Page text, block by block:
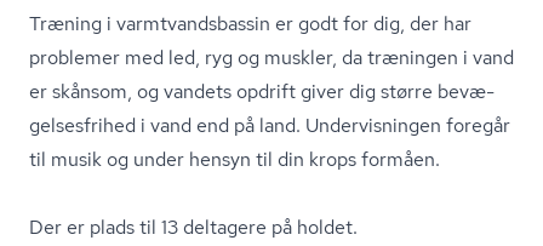
Træning i varmtvands­bas­sin er godt for dig, der har
problemer med led, ryg og muskler, da træningen i vand
er skånsom, og vandets opdrift giver dig større be­væ­
gel­ses­fri­hed i vand end på land. Undervisningen foregår
til musik og under hensyn til din krops formåen.
Der er plads til 13 deltagere på holdet.